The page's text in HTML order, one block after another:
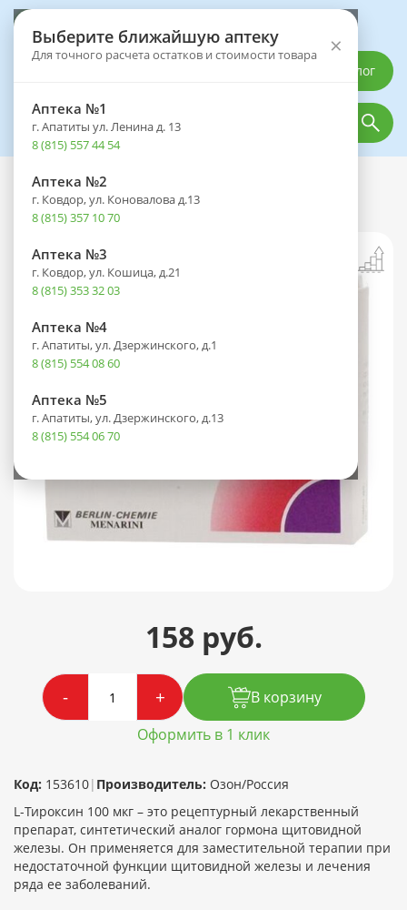
Выберите ближайшую аптеку
Для точного расчета остатков и стоимости товара ×
Аптека №1
г. Апатиты ул. Ленина д. 13
8 (815) 557 44 54
Аптека №2
г. Ковдор, ул. Коновалова д.13
8 (815) 357 10 70
Аптека №3
г. Ковдор, ул. Кошица, д.21
8 (815) 353 32 03
Аптека №4
г. Апатиты, ул. Дзержинского, д.1
8 (815) 554 08 60
Аптека №5
г. Апатиты, ул. Дзержинского, д.13
8 (815) 554 06 70
Каталог
Каталог Лекарственные препараты
L-тироксин таб. 100мкг №100
158 руб.
- +
В корзину
Оформить в 1 клик
Код: 153610| Производитель: Озон/Россия
L-Тироксин 100 мкг – это рецептурный лекарственный
препарат, синтетический аналог гормона щитовидной
железы. Он применяется для заместительной терапии при
недостаточной функции щитовидной железы и лечения
ряда ее заболеваний.